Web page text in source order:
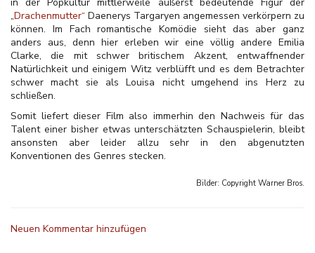
„Drachenmutter“ Daenerys Targaryen angemessen verkörpern zu
können. Im Fach romantische Komödie sieht das aber ganz
anders aus, denn hier erleben wir eine völlig andere Emilia
Clarke, die mit schwer britischem Akzent, entwaffnender
Natürlichkeit und einigem Witz verblüfft und es dem Betrachter
schwer macht sie als Louisa nicht umgehend ins Herz zu
schließen.
Somit liefert dieser Film also immerhin den Nachweis für das
Talent einer bisher etwas unterschätzten Schauspielerin, bleibt
ansonsten aber leider allzu sehr in den abgenutzten
Konventionen des Genres stecken.
Bilder: Copyright Warner Bros.
Neuen Kommentar hinzufügen